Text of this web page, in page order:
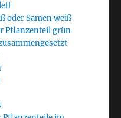
oder Samen weiß
Pflanzenteil grün